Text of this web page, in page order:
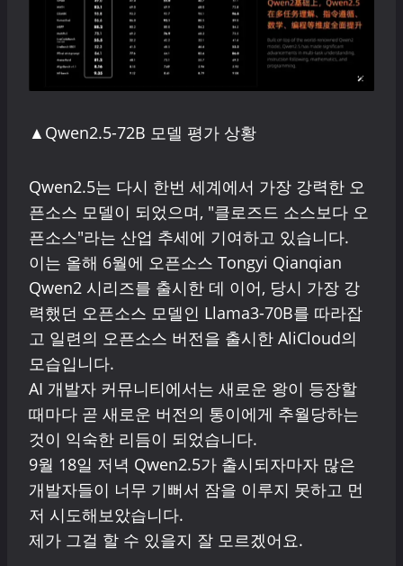
▲Qwen2.5-72B 모델 평가 상황
Qwen2.5는 다시 한번 세계에서 가장 강력한 오
픈소스 모델이 되었으며, "클로즈드 소스보다 오
픈소스"라는 산업 추세에 기여하고 있습니다.
이는 올해 6월에 오픈소스 Tongyi Qianqian
Qwen2 시리즈를 출시한 데 이어, 당시 가장 강
력했던 오픈소스 모델인 Llama3-70B를 따라잡
고 일련의 오픈소스 버전을 출시한 AliCloud의
모습입니다.
AI 개발자 커뮤니티에서는 새로운 왕이 등장할
때마다 곧 새로운 버전의 통이에게 추월당하는
것이 익숙한 리듬이 되었습니다.
9월 18일 저녁 Qwen2.5가 출시되자마자 많은
개발자들이 너무 기뻐서 잠을 이루지 못하고 먼
저 시도해보았습니다.
제가 그걸 할 수 있을지 잘 모르겠어요.